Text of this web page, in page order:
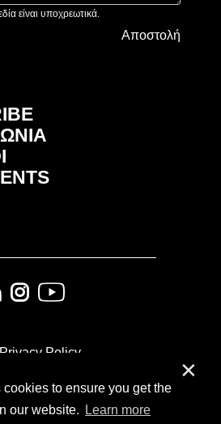
to ensure you get the
our website.
Learn more
✕
είναι υποχρεωτικά.
Αποστολή
Privacy Policy
Fairs & Media, 2014-2026